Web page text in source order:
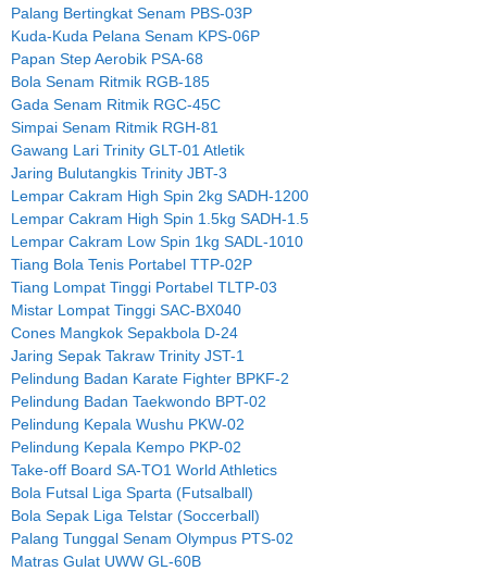
Palang Bertingkat Senam PBS-03P
Kuda-Kuda Pelana Senam KPS-06P
Papan Step Aerobik PSA-68
Bola Senam Ritmik RGB-185
Gada Senam Ritmik RGC-45C
Simpai Senam Ritmik RGH-81
Gawang Lari Trinity GLT-01 Atletik
Jaring Bulutangkis Trinity JBT-3
Lempar Cakram High Spin 2kg SADH-1200
Lempar Cakram High Spin 1.5kg SADH-1.5
Lempar Cakram Low Spin 1kg SADL-1010
Tiang Bola Tenis Portabel TTP-02P
Tiang Lompat Tinggi Portabel TLTP-03
Mistar Lompat Tinggi SAC-BX040
Cones Mangkok Sepakbola D-24
Jaring Sepak Takraw Trinity JST-1
Pelindung Badan Karate Fighter BPKF-2
Pelindung Badan Taekwondo BPT-02
Pelindung Kepala Wushu PKW-02
Pelindung Kepala Kempo PKP-02
Take-off Board SA-TO1 World Athletics
Bola Futsal Liga Sparta (Futsalball)
Bola Sepak Liga Telstar (Soccerball)
Palang Tunggal Senam Olympus PTS-02
Matras Gulat UWW GL-60B